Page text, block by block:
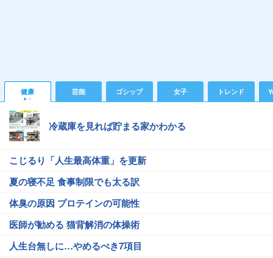
健康 芸能 ゴシップ 女子 トレンド
冷蔵庫を見れば貯まる家かわかる
こじるり「人生最高体重」を更新
夏の寝不足 食事制限でも太る訳
体臭の原因 プロテインの可能性
医師が勧める 猫背解消の体操術
人生台無しに…やめるべき7項目